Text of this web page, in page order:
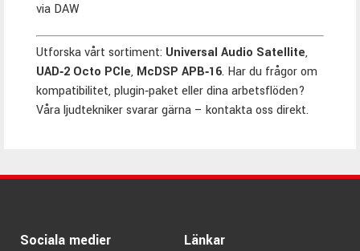
via DAW
Utforska vårt sortiment: Universal Audio Satellite,
UAD‑2 Octo PCIe, McDSP APB‑16. Har du frågor om
kompatibilitet, plugin‑paket eller dina arbetsflöden?
Våra ljudtekniker svarar gärna – kontakta oss direkt.
Sociala medier Länkar